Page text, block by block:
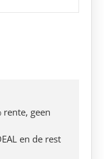
geen
en de rest